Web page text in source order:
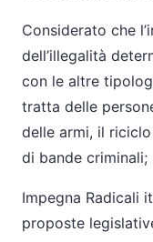
Considerato che
dell’illegalità
con le altre
tratta delle
delle armi, il
di bande criminali;
Impegna Radicali
proposte